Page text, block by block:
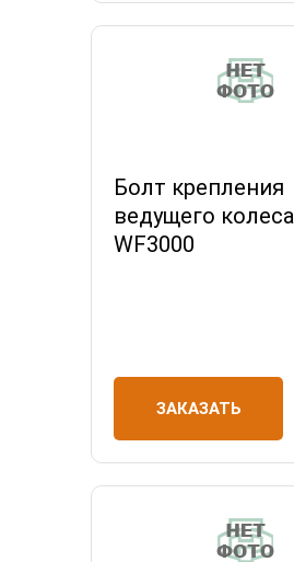
Болт крепления
ведущего колеса
WF3000
ЗАКАЗАТЬ